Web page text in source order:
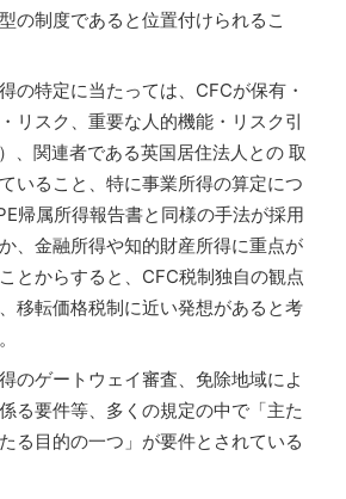
の制度であると位置付けられるこ
の特定に当たっては、CFCが保有・
リスク、重要な人的機能・リスク引
、関連者である英国居住法人との 取
いること、特に事業所得の算定につ
帰属所得報告書と同様の手法が採用
、金融所得や知的財産所得に重点が
とからすると、CFC税制独自の観点
移転価格税制に近い発想があると考
のゲートウェイ審査、免除地域によ
る要件等、多くの規定の中で「主た
る目的の一つ」が要件とされている